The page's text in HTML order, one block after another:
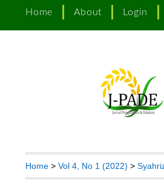
Home About Login
Home > Vol 4, No 1 (2022) >